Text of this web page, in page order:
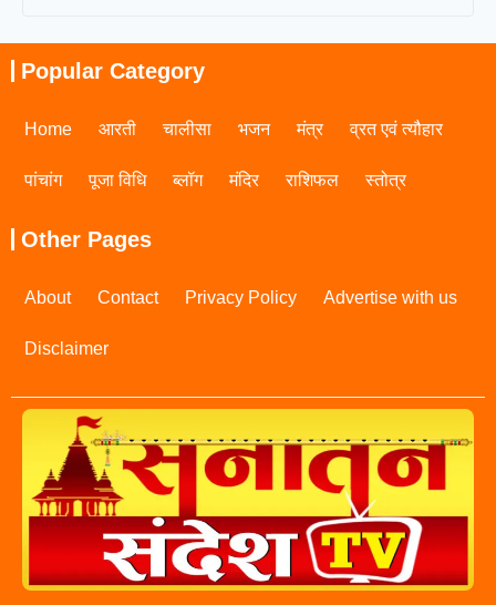
Popular Category
Home आरती चालीसा भजन मंत्र व्रत एवं त्यौहार
पांचांग पूजा विधि ब्लॉग मंदिर राशिफल स्तोत्र
Other Pages
About Contact Privacy Policy Advertise with us
Disclaimer